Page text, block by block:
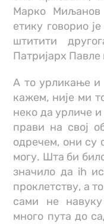
Марко Миљанов
етику говорио
штитити
Патријарх
А то урликање и
кажем, није ми
неко да урличе
прави на свој
одречем, они су
могу. Шта би
значило да ih
проклетству, а
сами не
много пута до